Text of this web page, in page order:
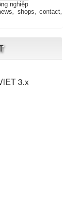
nghiệp
shops, contact,
3.x